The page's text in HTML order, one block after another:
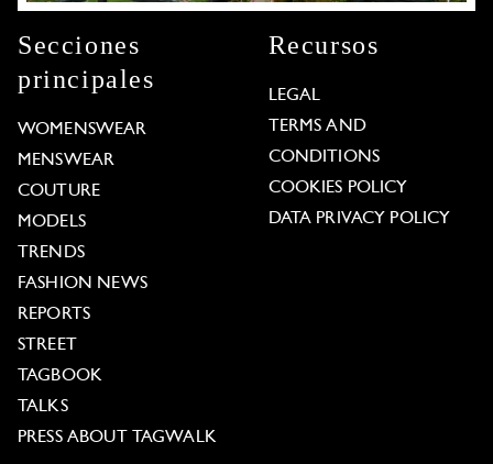
Secciones
principales
WOMENSWEAR
MENSWEAR
COUTURE
MODELS
TRENDS
FASHION NEWS
REPORTS
STREET
TAGBOOK
TALKS
PRESS ABOUT TAGWALK
Recursos
LEGAL
TERMS AND
CONDITIONS
COOKIES POLICY
DATA PRIVACY POLICY